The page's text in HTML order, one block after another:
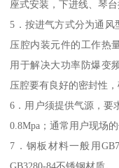
座式安装，下进线、琴台
5．按进气方式分为通风
压腔内装元件的工作热
用于解决大功率防爆变
压腔要有良好的密封性，
6．用户须提供气源，要
0.8Mpa；通常用户现场
7．钢板材料一般用